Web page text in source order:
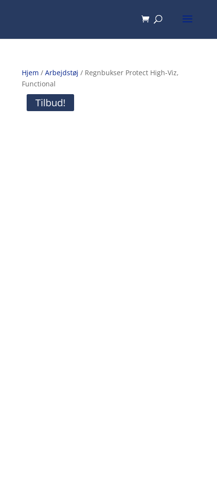
Hjem / Arbejdstøj / Regnbukser Protect High-Viz,
Functional
Tilbud!